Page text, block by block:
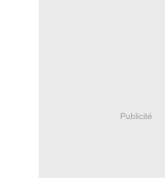
Publicité